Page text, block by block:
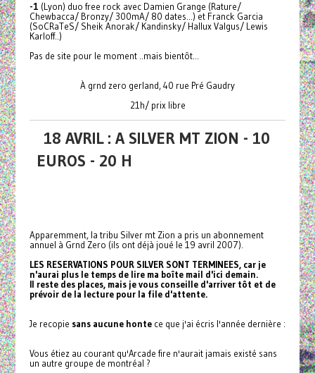
-1 (Lyon) duo free rock avec Damien Grange (Rature/
Chewbacca/ Bronzy/ 300mA/ 80 dates...) et Franck Garcia
(SoCRaTeS/ Sheik Anorak/ Kandinsky/ Hallux Valgus/ Lewis
Karloff..)
Pas de site pour le moment ..mais bientôt...
À grnd zero gerland, 40 rue Pré Gaudry
21h/ prix libre
18 AVRIL : A SILVER MT ZION - 10
EUROS - 20 H
Apparemment, la tribu Silver mt Zion a pris un abonnement
annuel à Grnd Zero (ils ont déjà joué le 19 avril 2007).
LES RESERVATIONS POUR SILVER SONT TERMINEES, car je
n'aurai plus le temps de lire ma boîte mail d'ici demain.
Il reste des places, mais je vous conseille d'arriver tôt et de
prévoir de la lecture pour la file d'attente.
Je recopie sans aucune hontece que j'ai écris l'année dernière :
Vous étiez au courant qu'Arcade fire n'aurait jamais existé sans
un autre groupe de montréal ?